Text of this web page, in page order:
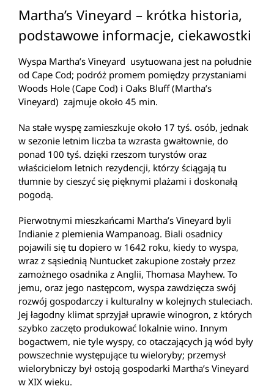
Martha’s Vineyard – krótka historia,
podstawowe informacje, ciekawostki
Wyspa Martha’s Vineyard usytuowana jest na południe
od Cape Cod; podróż promem pomiędzy przystaniami
Woods Hole (Cape Cod) i Oaks Bluff (Martha’s
Vineyard) zajmuje około 45 min.
Na stałe wyspę zamieszkuje około 17 tyś. osób, jednak
w sezonie letnim liczba ta wzrasta gwałtownie, do
ponad 100 tyś. dzięki rzeszom turystów oraz
właścicielom letnich rezydencji, którzy ściągają tu
tłumnie by cieszyć się pięknymi plażami i doskonałą
pogodą.
Pierwotnymi mieszkańcami Martha’s Vineyard byli
Indianie z plemienia Wampanoag. Biali osadnicy
pojawili się tu dopiero w 1642 roku, kiedy to wyspa,
wraz z sąsiednią Nuntucket zakupione zostały przez
zamożnego osadnika z Anglii, Thomasa Mayhew. To
jemu, oraz jego następcom, wyspa zawdzięcza swój
rozwój gospodarczy i kulturalny w kolejnych stuleciach.
Jej łagodny klimat sprzyjał uprawie winogron, z których
szybko zaczęto produkować lokalnie wino. Innym
bogactwem, nie tyle wyspy, co otaczających ją wód były
powszechnie występujące tu wieloryby; przemysł
wielorybniczy był ostoją gospodarki Martha’s Vineyard
w XIX wieku.